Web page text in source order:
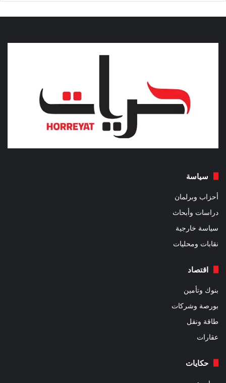
سياسة
أحزاب وبرلمان
دراسات وأبحاث
سياسة خارجية
نقابات ومحليات
اقتصاد
بنوك وتأمين
بورصة وشركات
طاقة ونقل
عقارات
حكايات